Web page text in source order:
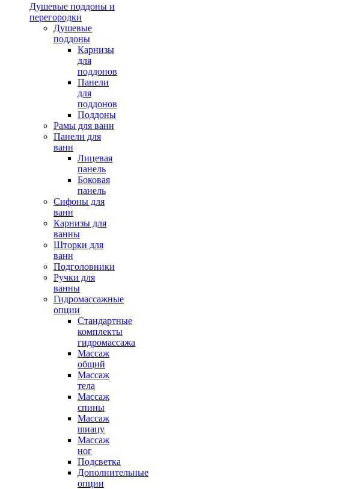
Душевые поддоны и
перегородки
Душевые
поддоны
Карнизы
для
поддонов
Панели
для
поддонов
Поддоны
Рамы для ванн
Панели для
ванн
Лицевая
панель
Боковая
панель
Сифоны для
ванн
Карнизы для
ванны
Шторки для
ванн
Подголовники
Ручки для
ванны
Гидромассажные
опции
Стандартные
комплекты
гидромассажа
Массаж
общий
Массаж
тела
Массаж
спины
Массаж
шиацу
Массаж
ног
Подсветка
Дополнительные
опции